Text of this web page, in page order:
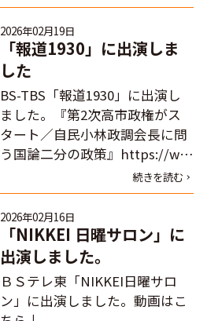
2026年02月19日
「報道1930」に出演しま
した
BS-TBS「報道1930」に出演し
ました。『第2次高市政権がス
タート／自民小林政調会長に問
う国論二分の政策』https://w…
続きを読む
2026年02月16日
「NIKKEI 日曜サロン」に
出演しました。
ＢＳテレ東「NIKKEI日曜サロ
ン」に出演しました。動画はこ